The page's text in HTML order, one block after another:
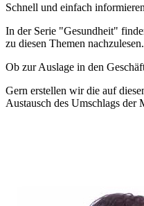
Schnell und einfach
In der Serie "Gesundheit"
zu diesen Themen nachzulesen.
Ob zur Auslage in den
Gern erstellen wir die auf
Austausch des Umschlags